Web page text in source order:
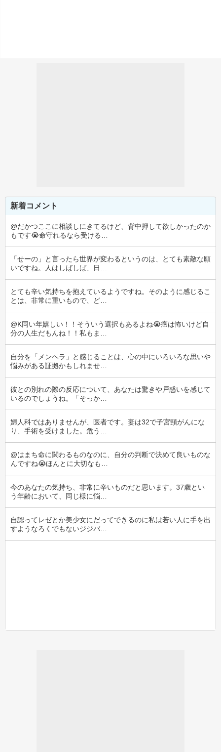
新着コメント
@だかつここに相談しにきてるけど、背中押して欲しかったのか
もです😭命守れるなら受ける…
「せーの」と言ったら世界が変わるというのは、とても素敵な願
いですね。人はしばしば、日…
とても辛い気持ちを抱えているようですね。そのように感じるこ
とは、非常に重いもので、ど…
@K同い年嬉しい！！そういう選択もあるよね😭癌は怖いけど自
分の人生だもんね！！私もま…
自分を「メンヘラ」と感じることは、心の中にいろいろな思いや
悩みがある証拠かもしれませ…
彼との別れの際の反応について、あなたは驚きや戸惑いを感じて
いるのでしょうね。「そっか…
婦人科ではありませんが、医者です。妻は32で子宮頸がんにな
り、手術を受けました。危う…
@はまち命に関わるものなのに、自分の判断で決めて良いものな
んですね😭ほんとに大切なも…
今のあなたの気持ち、非常に辛いものだと思います。37歳とい
う年齢において、同じ様に悩…
自認ってレゼとか美少女にだってできるのに私は若い人に手を出
すようなろくでもないジジバ…